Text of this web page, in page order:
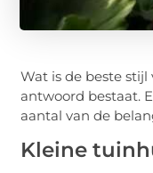
Wat is de beste
antwoord bestaat.
aantal van de
Kleine